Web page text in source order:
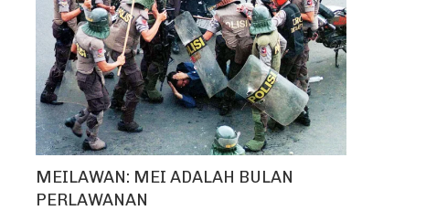
MEILAWAN: MEI ADALAH BULAN
PERLAWANAN